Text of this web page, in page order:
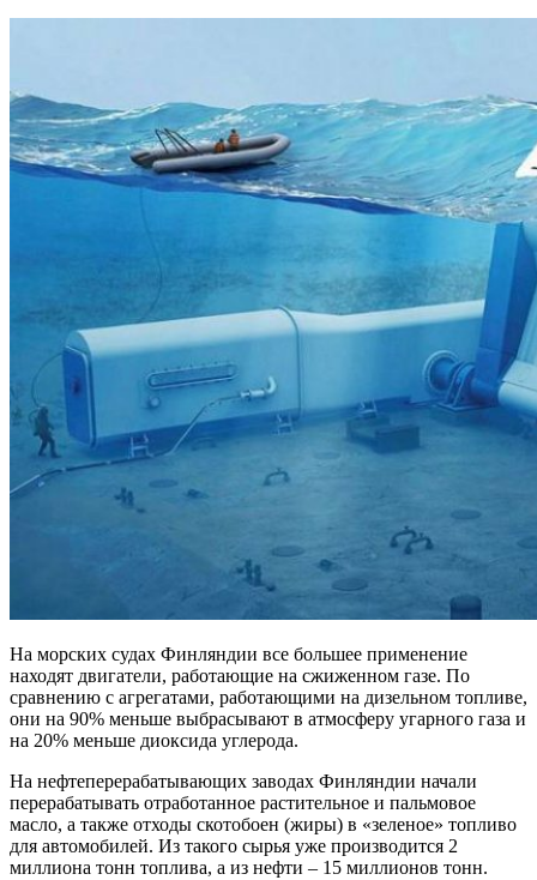
На морских судах Финляндии все большее применение
находят двигатели, работающие на сжиженном газе. По
сравнению с агрегатами, работающими на дизельном топливе,
они на 90% меньше выбрасывают в атмосферу угарного газа и
на 20% меньше диоксида углерода.
На нефтеперерабатывающих заводах Финляндии начали
перерабатывать отработанное растительное и пальмовое
масло, а также отходы скотобоен (жиры) в «зеленое» топливо
для автомобилей. Из такого сырья уже производится 2
миллиона тонн топлива, а из нефти – 15 миллионов тонн.